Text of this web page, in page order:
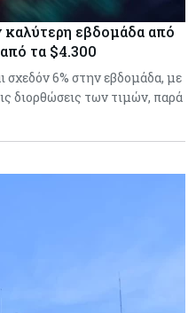
εβδομάδα από
τα $4.300
σχεδόν 6% στην εβδομάδα, με
διορθώσεις των τιμών, παρά